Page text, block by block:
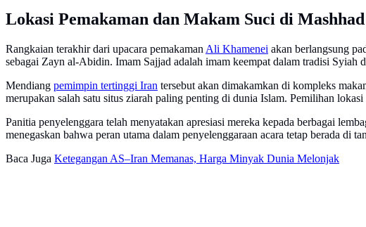
Lokasi Pemakaman dan Makam Suci di Mashhad
Rangkaian terakhir dari upacara pemakaman Ali Khamenei akan berlangsung
sebagai Zayn al-Abidin. Imam Sajjad adalah imam keempat dalam tradisi
Mendiang pemimpin tertinggi Iran tersebut akan dimakamkan di kompleks
merupakan salah satu situs ziarah paling penting di dunia Islam. Pemilihan
Panitia penyelenggara telah menyatakan apresiasi mereka kepada berbagai
menegaskan bahwa peran utama dalam penyelenggaraan acara tetap berada di
Baca Juga Ketegangan AS–Iran Memanas, Harga Minyak Dunia Melonjak